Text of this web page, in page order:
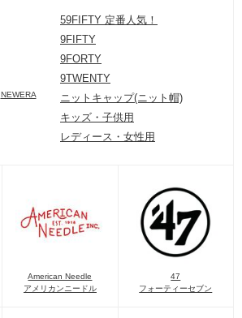
NEWERA
59FIFTY 定番人気！
9FIFTY
9FORTY
9TWENTY
ニットキャップ(ニット帽)
キッズ・子供用
レディース・女性用
American Needle
アメリカンニードル
47
フォーティーセブン